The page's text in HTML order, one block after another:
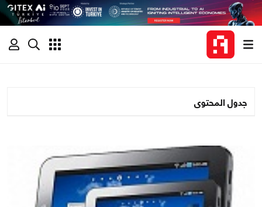
جدول المحتوى